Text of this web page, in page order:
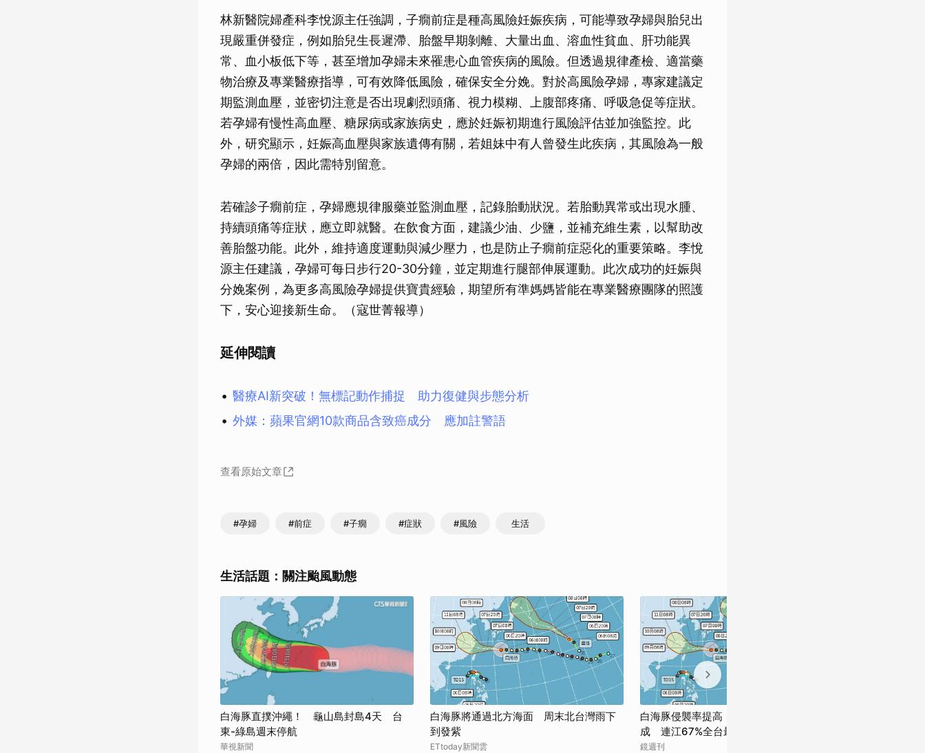
林新醫院婦產科李悅源主任強調，子癇前症是種高風險妊娠疾病，可能導致孕婦與胎兒出
現嚴重併發症，例如胎兒生長遲滯、胎盤早期剝離、大量出血、溶血性貧血、肝功能異
常、血小板低下等，甚至增加孕婦未來罹患心血管疾病的風險。但透過規律產檢、適當藥
物治療及專業醫療指導，可有效降低風險，確保安全分娩。對於高風險孕婦，專家建議定
期監測血壓，並密切注意是否出現劇烈頭痛、視力模糊、上腹部疼痛、呼吸急促等症狀。
若孕婦有慢性高血壓、糖尿病或家族病史，應於妊娠初期進行風險評估並加強監控。此
外，研究顯示，妊娠高血壓與家族遺傳有關，若姐妹中有人曾發生此疾病，其風險為一般
孕婦的兩倍，因此需特別留意。
若確診子癇前症，孕婦應規律服藥並監測血壓，記錄胎動狀況。若胎動異常或出現水腫、
持續頭痛等症狀，應立即就醫。在飲食方面，建議少油、少鹽，並補充維生素，以幫助改
善胎盤功能。此外，維持適度運動與減少壓力，也是防止子癇前症惡化的重要策略。李悅
源主任建議，孕婦可每日步行20-30分鐘，並定期進行腿部伸展運動。此次成功的妊娠與
分娩案例，為更多高風險孕婦提供寶貴經驗，期望所有準媽媽皆能在專業醫療團隊的照護
下，安心迎接新生命。（寇世菁報導）
延伸閱讀
醫療AI新突破！無標記動作捕捉 助力復健與步態分析
外媒：蘋果官網10款商品含致癌成分 應加註警語
查看原始文章
#孕婦 #前症 #子癇 #症狀 #風險 生活
生活話題：關注颱風動態
白海豚直撲沖繩！ 龜山島封島4天 台
東-綠島週末停航
華視新聞
白海豚將通過北方海面 周末北台灣雨下
到發紫
ETtoday新聞雲
白海豚侵襲率提高！北北基桃等6縣市破5
成 連江67%全台最高
鏡週刊